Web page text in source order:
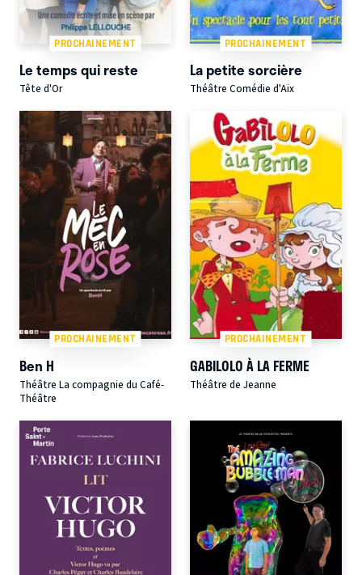
PROCHAINEMENT
Le temps qui reste
Tête d'Or
PROCHAINEMENT
La petite sorcière
Théâtre Comédie d'Aix
PROCHAINEMENT
Ben H
Théâtre La compagnie du Café-
Théâtre
PROCHAINEMENT
GABILOLO À LA FERME
Théâtre de Jeanne